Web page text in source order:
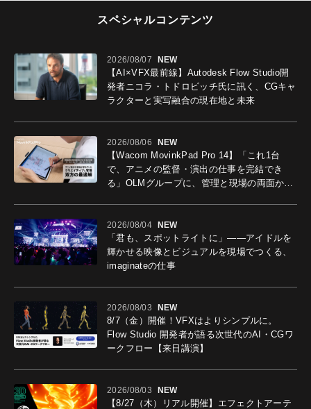
スペシャルコンテンツ
2026/08/07 NEW
【AI×VFX最前線】Autodesk Flow Studio開
発者ニコラ・トドロビッチ氏に訊く、CGキャ
ラクターと実写融合の現在地と未来
2026/08/06 NEW
【Wacom MovinkPad Pro 14】「これ1台
で、アニメの監督・演出の仕事を完結でき
る」OLMグループに、管理と現場の両面から
2026/08/04 NEW
「君も、スポットライトに」――アイドルを
輝かせる映像とビジュアルを現場でつくる、
imaginateの仕事
2026/08/03 NEW
8/7（金）開催！VFXはよりシンプルに。
Flow Studio 開発者が語る次世代のAI・CGワ
ークフロー【来日講演】
2026/08/03 NEW
【8/27（木）リアル開催】エフェクトアーテ